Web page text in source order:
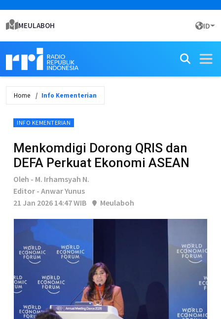
MEULABOH ID
Home Info Kementerian
INFO KEMENTERIAN
Menkomdigi Dorong QRIS dan
DEFA Perkuat Ekonomi ASEAN
Oleh - M. Irhamsyah N.
Editor - Anwar Yunus
21 Jan 2026 14:47 WIB
Meulaboh